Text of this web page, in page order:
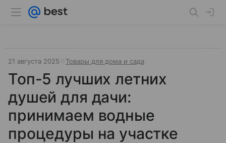
21 августа 2025 Товары для дома и сада
Топ-5 лучших летних
душей для дачи:
принимаем водные
процедуры на участке